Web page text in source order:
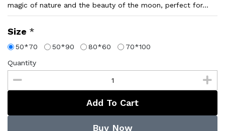
magic of nature and the beauty of the moon, perfect for...
Size *
50*70 50*90 80*60
70*100
Quantity
Add To Cart
Buy Now